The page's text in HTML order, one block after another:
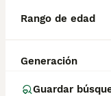
Rango de edad
Generación
Guardar
buenas
¿Son
suecos?